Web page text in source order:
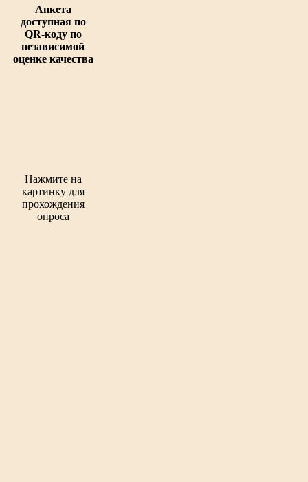
Анкета
доступная по
QR-коду по
независимой
оценке качества
Нажмите на
картинку для
прохождения
опроса